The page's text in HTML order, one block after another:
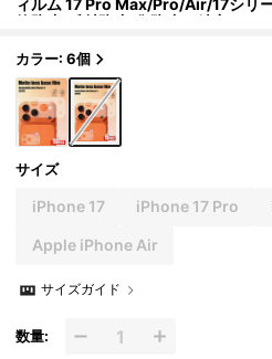
ィルム 17 Pro Max/Pro/Air/17シリ
紋防止/反射防止/傷防止、精密カット
充電対応、黄ばみ防止、高精細透明
ミニマリストカメラ保護
カラー: 6個
サイズ
iPhone 17 iPhone 17 Pro
Apple iPhone Air
サイズガイド
数量: